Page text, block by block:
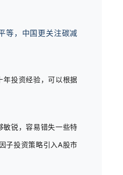
等，中国更关注碳减
投资经验，可以根据
敏锐，容易错失一些特
子投资策略引入A股市